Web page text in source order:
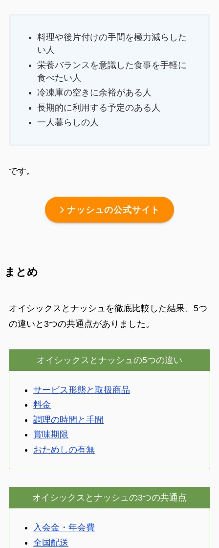
料理や後片付けの手間を極力減らした
い人
栄養バランスを意識した食事を手軽に
食べたい人
冷凍庫の空きに余裕がある人
長期的に利用する予定のある人
一人暮らしの人
です。
ナッシュの公式サイト
まとめ
オイシックスとナッシュを徹底比較した結果、5つ
の違いと3つの共通点がありました。
オイシックスとナッシュの5つの違い
サービス形態と取扱商品
料金
調理の時間と手間
賞味期限
おためしの有無
オイシックスとナッシュの3つの共通点
入会金・年会費
全国配送